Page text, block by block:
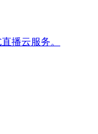
播云服务。